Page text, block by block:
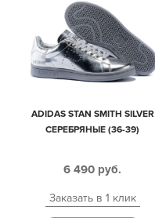
ADIDAS STAN SMITH SILVER
СЕРЕБРЯНЫЕ (36-39)
6 490 руб.
Заказать в 1 клик